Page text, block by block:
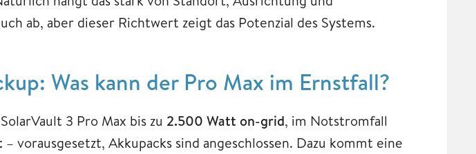
ab, aber dieser Richtwert zeigt das Potenzial des Systems.
Was kann der Pro Max im Ernstfall?
3 Pro Max bis zu 2.500 Watt on-grid, im Notstromfall
– vorausgesetzt, Akkupacks sind angeschlossen. Dazu kommt eine